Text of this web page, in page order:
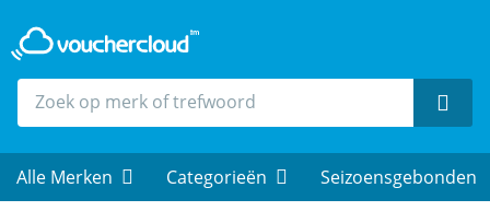
Alle Merken Categorieën Seizoensgebonden